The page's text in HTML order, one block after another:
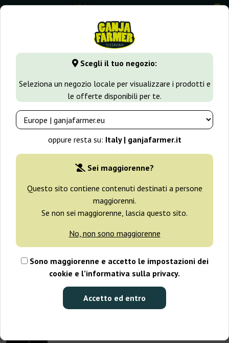
Scegli il tuo negozio:
Seleziona un negozio locale per visualizzare i prodotti e
le offerte disponibili per te.
oppure resta su: Italy | ganjafarmer.it
Sei maggiorenne?
Questo sito contiene contenuti destinati a persone
maggiorenni.
Se non sei maggiorenne, lascia questo sito.
No, non sono maggiorenne
Sono maggiorenne e accetto le impostazioni dei
cookie e l’informativa sulla privacy.
Accetto ed entro
0
GanjaFarmer.it Tipi di Semi Semi Indica Old School